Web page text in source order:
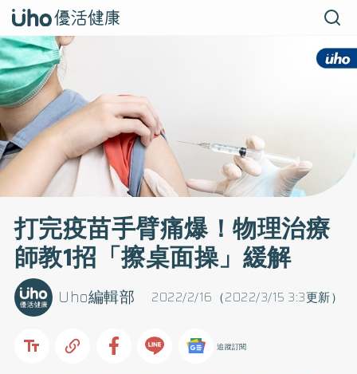
打完疫苗手臂痛爆！物理治療
師教1招「擦桌面操」緩解
2022/2/16（2022/3/15 3:3更新）
Uho編輯部
追蹤訂閱